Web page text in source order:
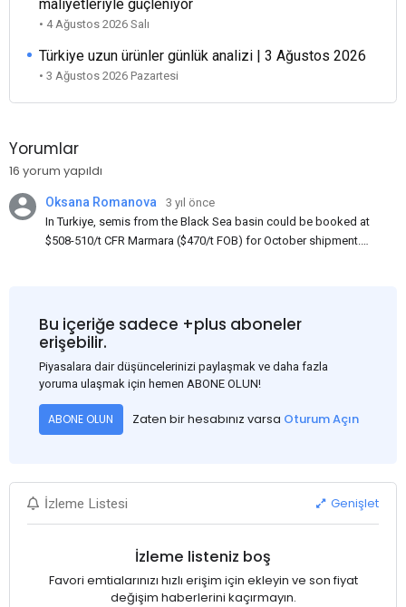
maliyetleriyle güçleniyor
• 4 Ağustos 2026 Salı
Türkiye uzun ürünler günlük analizi | 3 Ağustos 2026
• 3 Ağustos 2026 Pazartesi
Yorumlar
16 yorum yapıldı
Oksana Romanova
3 yıl önce
In Turkiye, semis from the Black Sea basin could be booked at
$508-510/t CFR Marmara ($470/t FOB) for October shipment.
market. Information about sales of 15,000-20,000 t at $485/t
CFR around two weeks ago was circulating in the market, but it
could not be confirmed at the time of publication. This was a re-
export of Donbas material provided by a Russian mill.
Bu içeriğe sadece +plus aboneler
erişebilir.
Piyasalara dair düşüncelerinizi paylaşmak ve daha fazla
yoruma ulaşmak için hemen ABONE OLUN!
ABONE OLUN Zaten bir hesabınız varsa Oturum Açın
İzleme Listesi Genişlet
İzleme listeniz boş
Favori emtialarınızı hızlı erişim için ekleyin ve son fiyat
değişim haberlerini kaçırmayın.